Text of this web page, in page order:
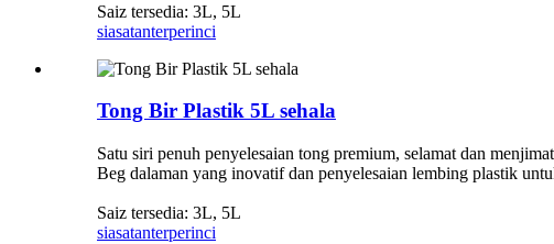
Saiz tersedia: 3L, 5L
siasatanterperinci
Tong Bir Plastik 5L sehala
Satu siri penuh penyelesaian tong premium, selamat dan
Beg dalaman yang inovatif dan penyelesaian lembing plastik
Saiz tersedia: 3L, 5L
siasatanterperinci